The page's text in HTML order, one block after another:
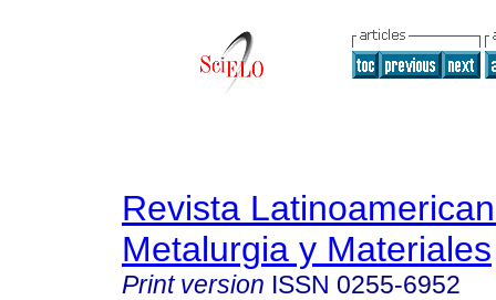
Revista
Metalurgia y Materiales
Print version ISSN 0255-6952